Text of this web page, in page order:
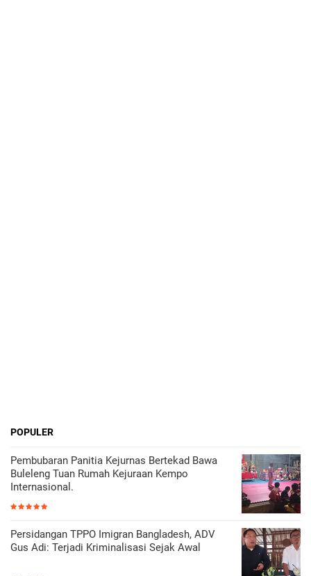
POPULER
Pembubaran Panitia Kejurnas Bertekad Bawa
Buleleng Tuan Rumah Kejuraan Kempo
Internasional.
Persidangan TPPO Imigran Bangladesh, ADV
Gus Adi: Terjadi Kriminalisasi Sejak Awal